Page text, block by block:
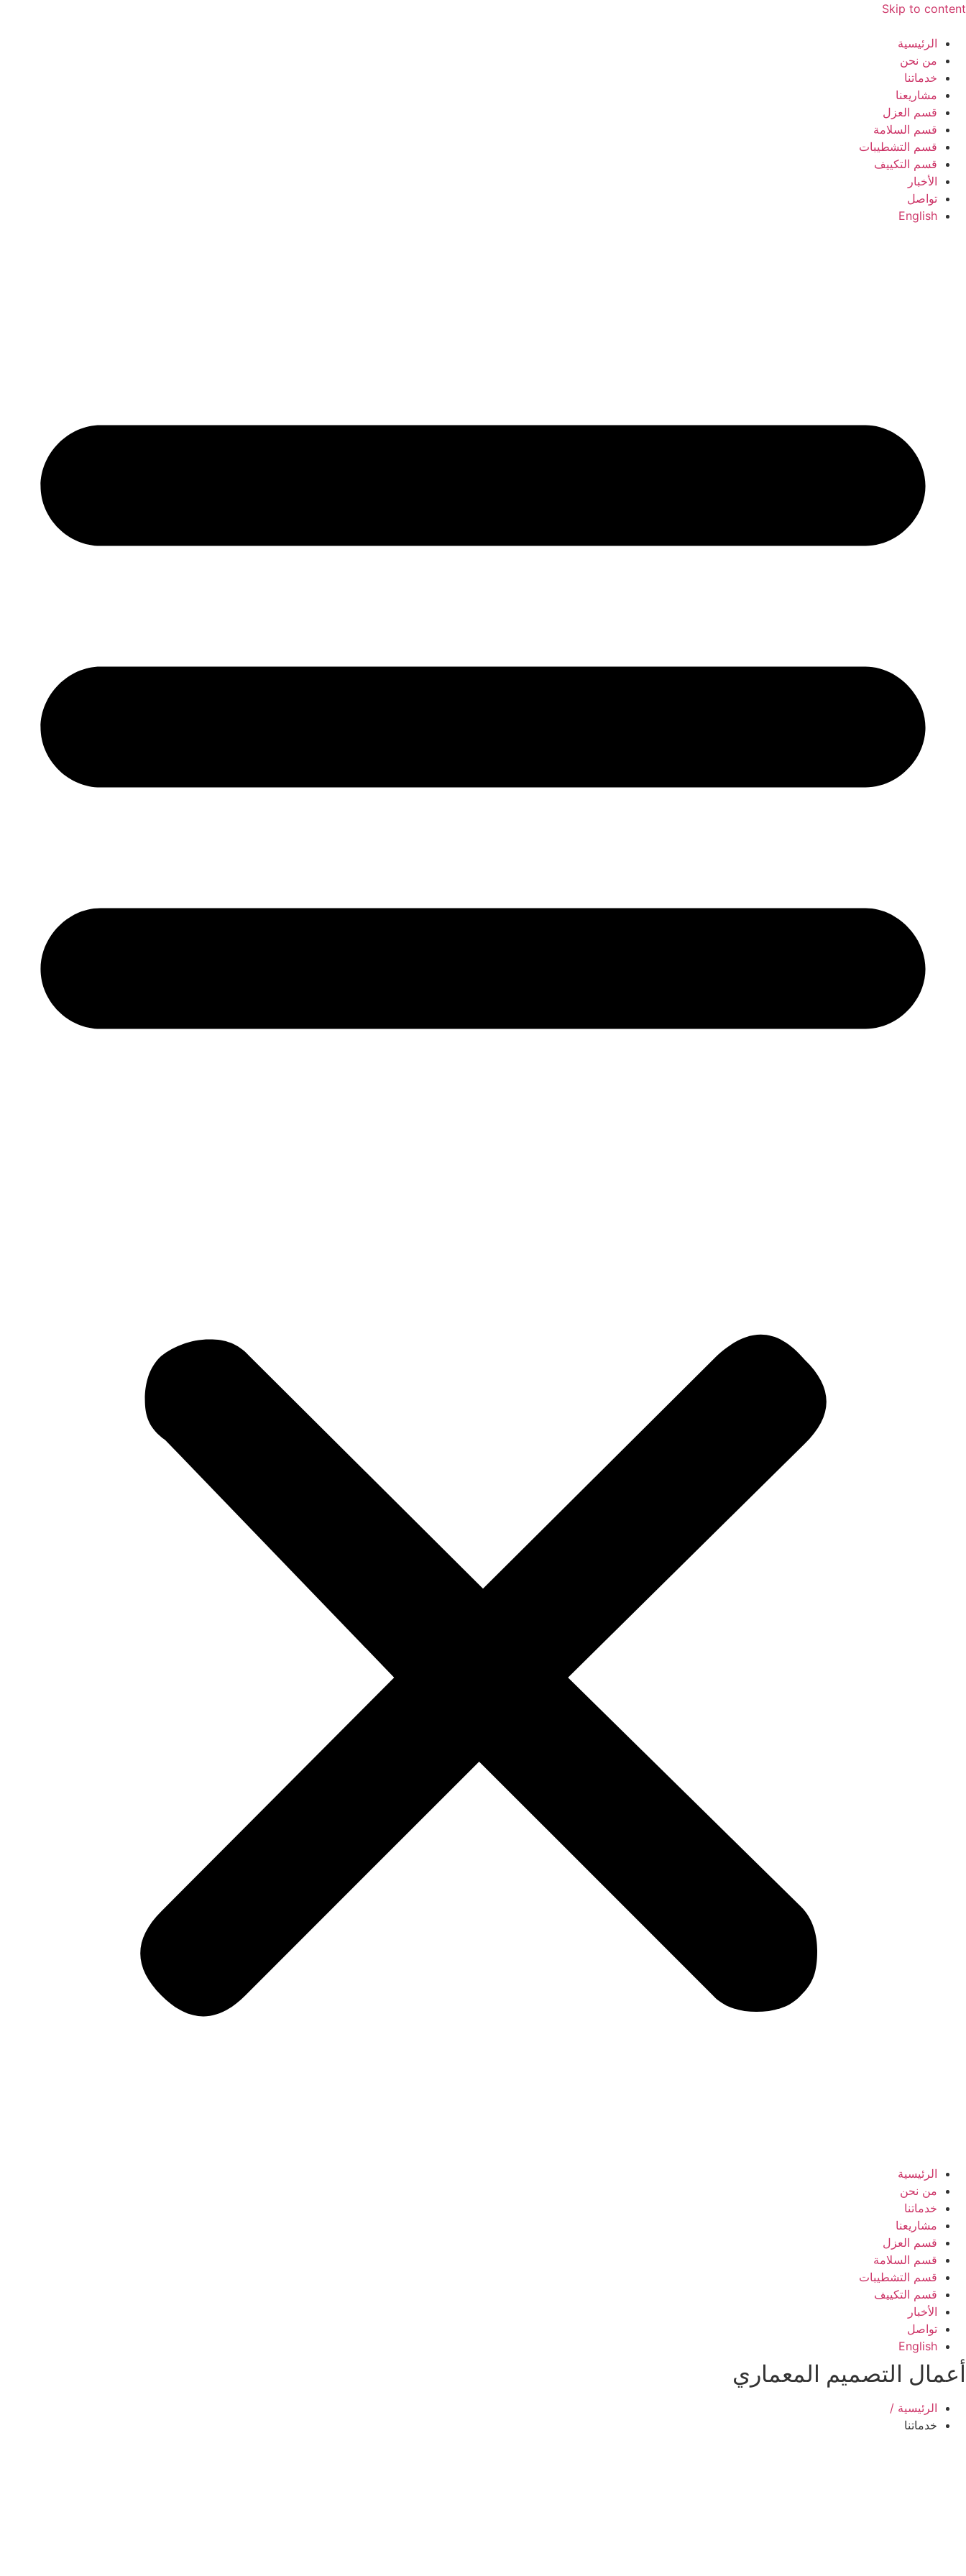
Skip to content
الرئيسية
من نحن
خدماتنا
مشاريعنا
قسم العزل
قسم السلامة
قسم التشطيبات
قسم التكييف
الأخبار
تواصل
English
الرئيسية
من نحن
خدماتنا
مشاريعنا
قسم العزل
قسم السلامة
قسم التشطيبات
قسم التكييف
الأخبار
تواصل
English
أعمال التصميم المعماري
الرئيسية /
خدماتنا